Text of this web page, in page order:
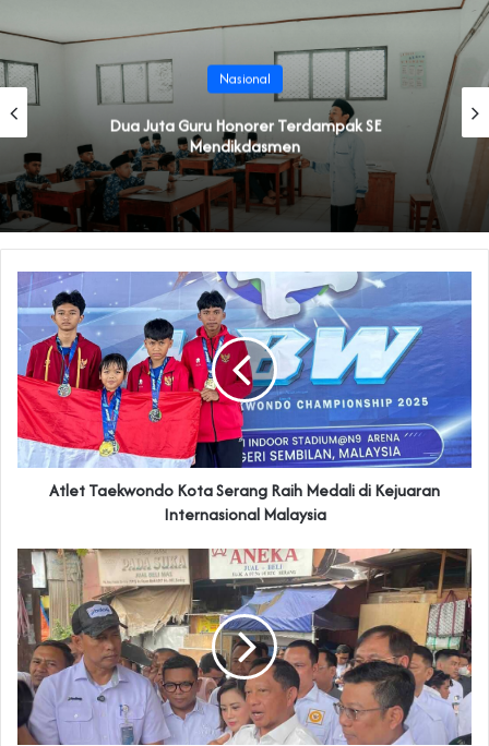
Nasional
Dua Juta Guru Honorer Terdampak SE
Mendikdasmen
Atlet Taekwondo Kota Serang Raih Medali di Kejuaran
Internasional Malaysia